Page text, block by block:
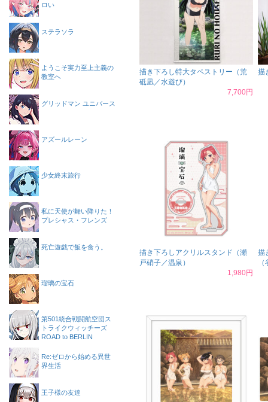
描き下ろし特大タペストリー（荒
砥凪／水遊び）
7,700円
描
描き下ろしアクリルスタンド（瀬
戸硝子／温泉）
1,980円
描
ロい
ステラソラ
ようこそ実力至上主義の
教室へ
グリッドマン ユニバース
アズールレーン
少女終末旅行
私に天使が舞い降りた！
プレシャス・フレンズ
死亡遊戯で飯を食う。
瑠璃の宝石
第501統合戦闘航空団ス
トライクウィッチーズ
ROAD to BERLIN
Re:ゼロから始める異世
界生活
王子様の友達